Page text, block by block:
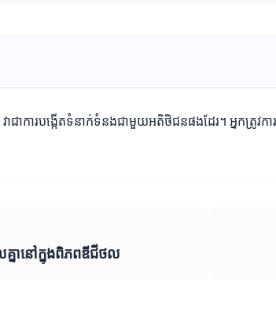
ជាការបង្កើតទំនាក់ទំនងជាមួយអតិថិជនផងដែរ។ អ្នកត្រូ
គ្នានៅក្នុងពិភពឌីជីថល